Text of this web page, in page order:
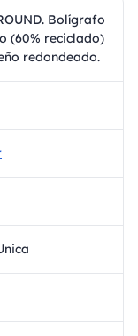
Bolígrafo
(60% reciclado)
redondeado.